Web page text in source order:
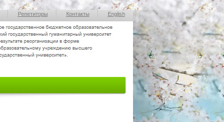
Репетиторы Контакты English